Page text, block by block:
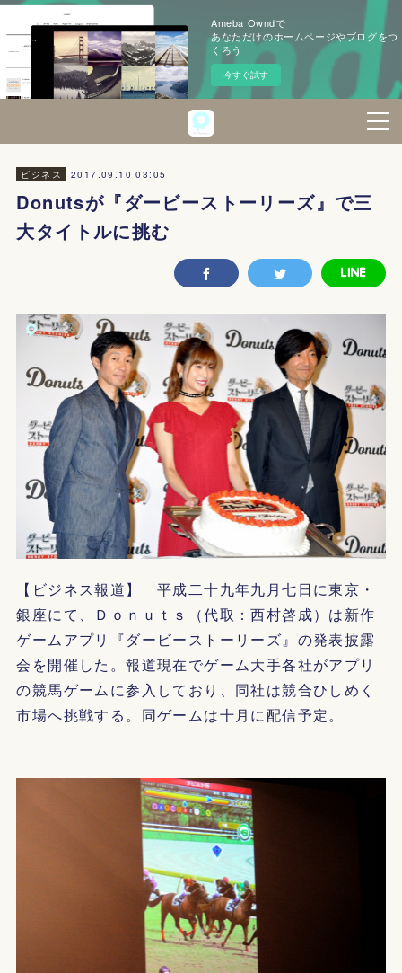
Ameba Owndで
あなただけのホームページやブログをつ
くろう
今すぐ試す
ビジネス 2017.09.10 03:05
Donutsが『ダービーストーリーズ』で三
大タイトルに挑む
【ビジネス報道】 平成二十九年九月七日に東京・
銀座にて、Ｄｏｎｕｔｓ（代取：西村啓成）は新作
ゲームアプリ『ダービーストーリーズ』の発表披露
会を開催した。報道現在でゲーム大手各社がアプリ
の競馬ゲームに参入しており、同社は競合ひしめく
市場へ挑戦する。同ゲームは十月に配信予定。